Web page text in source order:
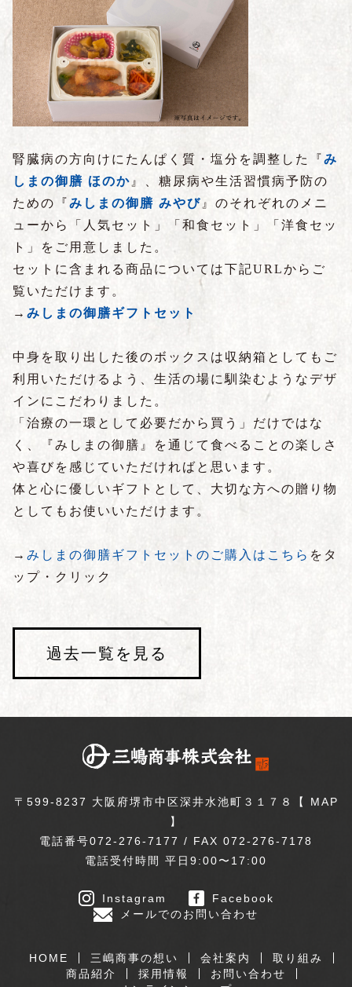
腎臓病の方向けにたんぱく質・塩分を調整した『 み
しまの御膳 ほのか』、糖尿病や生活習慣病予防の
ための『 みしまの御膳 みやび』のそれぞれのメニ
ューから「人気セット」「和食セット」「洋食セッ
ト」をご用意しました。
セットに含まれる商品については下記URLからご
覧いただけます。
→ みしまの御膳ギフトセット
中身を取り出した後のボックスは収納箱としてもご
利用いただけるよう、生活の場に馴染むようなデザ
インにこだわりました。
「治療の一環として必要だから買う」だけではな
く、『みしまの御膳』を通じて食べることの楽しさ
や喜びを感じていただければと思います。
体と心に優しいギフトとして、大切な方への贈り物
としてもお使いいただけます。
→ みしまの御膳ギフトセットのご購入はこちら をタ
ップ・クリック
過去一覧を見る
〒599-8237 大阪府堺市中区深井水池町３１７８【 MAP
】
電話番号072-276-7177 / FAX 072-276-7178
電話受付時間 平日9:00〜17:00
Instagram
Facebook
メールでのお問い合わせ
HOME 三嶋商事の想い 会社案内
取り組み
商品紹介
採用情報
お問い合わせ